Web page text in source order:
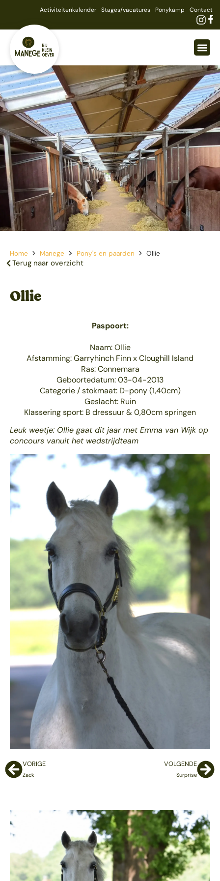
Activiteitenkalender Stages/vacatures Ponykamp Contact
Home Manege Pony's en paarden Ollie
Terug naar overzicht
Ollie
Paspoort:
Naam: Ollie
Afstamming: Garryhinch Finn x Cloughill Island
Ras: Connemara
Geboortedatum: 03-04-2013
Categorie / stokmaat: D-pony (1,40cm)
Geslacht: Ruin
Klassering sport: B dressuur & 0,80cm springen
Leuk weetje: Ollie gaat dit jaar met Emma van Wijk op
concours vanuit het wedstrijdteam
VORIGE
Zack
VOLGENDE
Surprise